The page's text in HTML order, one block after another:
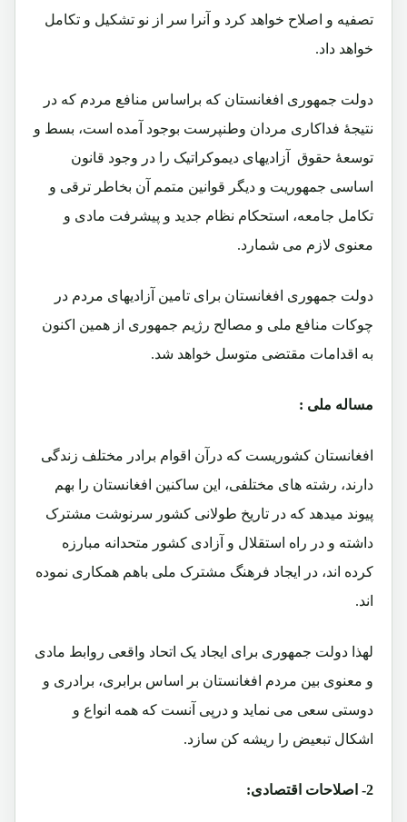
تصفیه و اصلاح خواهد کرد و آنرا سر از نو تشکیل و تکامل
خواهد داد.
دولت جمهوری افغانستان که براساس منافع مردم که در
نتیجۀ فداکاری مردان وطنپرست بوجود آمده است، بسط و
توسعۀ حقوق آزادیهای دیموکراتیک را در وجود قانون
اساسی جمهوریت و دیگر قوانین متمم آن بخاطر ترقی و
تکامل جامعه، استحکام نظام جدید و پیشرفت مادی و
معنوی لازم می شمارد.
دولت جمهوری افغانستان برای تامین آزادیهای مردم در
چوکات منافع ملی و مصالح رژیم جمهوری از همین اکنون
به اقدامات مقتضی متوسل خواهد شد.
مساله ملی :
افغانستان کشوریست که درآن اقوام برادر مختلف زندگی
دارند، رشته های مختلفی، این ساکنین افغانستان را بهم
پیوند میدهد که در تاریخ طولانی کشور سرنوشت مشترک
داشته و در راه استقلال و آزادی کشور متحدانه مبارزه
کرده اند، در ایجاد فرهنگ مشترک ملی باهم همکاری نموده
اند.
لهذا دولت جمهوری برای ایجاد یک اتحاد واقعی روابط مادی
و معنوی بین مردم افغانستان بر اساس برابری، برادری و
دوستی سعی می نماید و درپی آنست که همه انواع و
اشکال تبعیض را ریشه کن سازد.
2- اصلاحات اقتصادی: